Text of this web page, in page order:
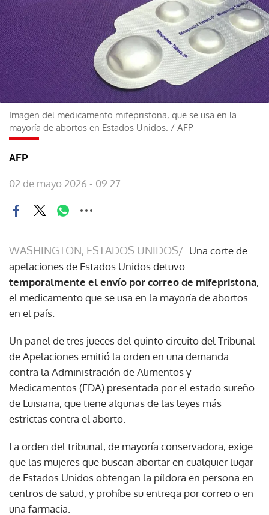
Imagen del medicamento mifepristona, que se usa en la
mayoría de abortos en Estados Unidos. / AFP
AFP
02 de mayo 2026 - 09:27
WASHINGTON, ESTADOS UNIDOS/ Una corte de
apelaciones de Estados Unidos detuvo
temporalmente el envío por correo de mifepristona,
el medicamento que se usa en la mayoría de abortos
en el país.
Un panel de tres jueces del quinto circuito del Tribunal
de Apelaciones emitió la orden en una demanda
contra la Administración de Alimentos y
Medicamentos (FDA) presentada por el estado sureño
de Luisiana, que tiene algunas de las leyes más
estrictas contra el aborto.
La orden del tribunal, de mayoría conservadora, exige
que las mujeres que buscan abortar en cualquier lugar
de Estados Unidos obtengan la píldora en persona en
centros de salud, y prohíbe su entrega por correo o en
una farmacia.